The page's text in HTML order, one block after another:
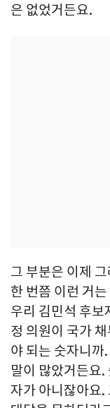
은 없었거든요.
그 부분은 이제
한 번쯤 이런 거
우리 김민석 후보
정 의원이 국가
야 되는 숫자니까
말이 많았거든요.
자가 아니잖아요.